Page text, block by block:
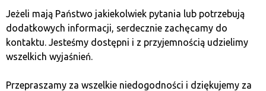
факт, що користуючись таким гаманцем, ми
фактично надаємо наш приватний ключ третім
особам. На практиці це означає, що власник
сервісу навмисно або ненавмисно (хакерська
минулому такі випадки вже траплялися.
Jeżeli mają Państwo jakiekolwiek pytania lub potrzebują
dodatkowych informacji, serdecznie zachęcamy do
kontaktu. Jesteśmy dostępni i z przyjemnością udzielimy
wszelkich wyjaśnień.
Przepraszamy za wszelkie niedogodności i dziękujemy za